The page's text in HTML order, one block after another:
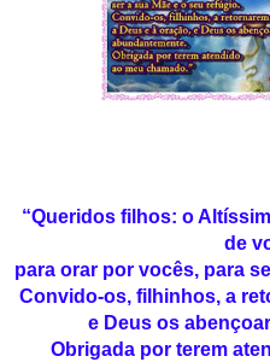
“Queridos filhos: o
de
para orar por vocês, para
Convido-os, filhinhos, a
e Deus os
Obrigada por terem